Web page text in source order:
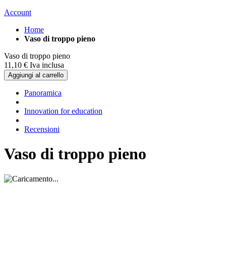
Account
Home
Vaso di troppo pieno
Vaso di troppo pieno
11,10 € Iva inclusa
Aggiungi al carrello
Panoramica
Innovation for education
Recensioni
Vaso di troppo pieno